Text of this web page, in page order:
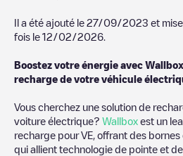
Il a été ajouté le 27/09/2023 et
fois le 12/02/2026
Boostez votre énergie avec
recharge de votre véhicule
Vous cherchez une solution de
voiture électrique? Wallbox est un
recharge pour VE, offrant des
qui allient technologie de pointe et